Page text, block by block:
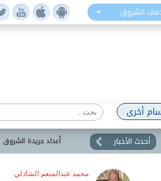
الشروق
أخرى
أعداد جريدة الشروق أحدث الأخبار
محمد عبدالمنعم الشاذلي